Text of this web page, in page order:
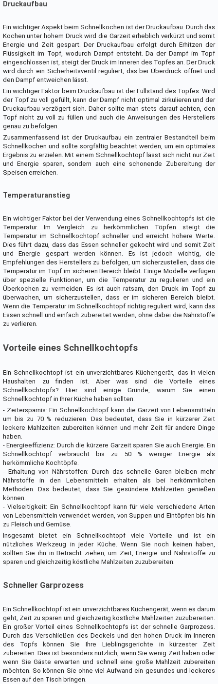
Druckaufbau
Ein wichtiger Aspekt beim Schnellkochen ist der Druckaufbau. Durch das
Kochen unter hohem Druck wird die Garzeit erheblich verkürzt und somit
Energie und Zeit gespart. Der Druckaufbau erfolgt durch Erhitzen der
Flüssigkeit im Topf, wodurch Dampf entsteht. Da der Dampf im Topf
eingeschlossen ist, steigt der Druck im Inneren des Topfes an. Der Druck
wird durch ein Sicherheitsventil reguliert, das bei Überdruck öffnet und
den Dampf entweichen lässt.
Ein wichtiger Faktor beim Druckaufbau ist der Füllstand des Topfes. Wird
der Topf zu voll gefüllt, kann der Dampf nicht optimal zirkulieren und der
Druckaufbau verzögert sich. Daher sollte man stets darauf achten, den
Topf nicht zu voll zu füllen und auch die Anweisungen des Herstellers
genau zu befolgen.
Zusammenfassend ist der Druckaufbau ein zentraler Bestandteil beim
Schnellkochen und sollte sorgfältig beachtet werden, um ein optimales
Ergebnis zu erzielen. Mit einem Schnellkochtopf lässt sich nicht nur Zeit
und Energie sparen, sondern auch eine schonende Zubereitung der
Speisen erreichen.
Temperaturanstieg
Ein wichtiger Faktor bei der Verwendung eines Schnellkochtopfs ist die
Temperatur. Im Vergleich zu herkömmlichen Töpfen steigt die
Temperatur im Schnellkochtopf schneller und erreicht höhere Werte.
Dies führt dazu, dass das Essen schneller gekocht wird und somit Zeit
und Energie gespart werden können. Es ist jedoch wichtig, die
Empfehlungen des Herstellers zu befolgen, um sicherzustellen, dass die
Temperatur im Topf im sicheren Bereich bleibt. Einige Modelle verfügen
über spezielle Funktionen, um die Temperatur zu regulieren und ein
Überkochen zu vermeiden. Es ist auch ratsam, den Druck im Topf zu
überwachen, um sicherzustellen, dass er im sicheren Bereich bleibt.
Wenn die Temperatur im Schnellkochtopf richtig reguliert wird, kann das
Essen schnell und einfach zubereitet werden, ohne dabei die Nährstoffe
zu verlieren.
Vorteile eines Schnellkochtopfs
Ein Schnellkochtopf ist ein unverzichtbares Küchengerät, das in vielen
Haushalten zu finden ist. Aber was sind die Vorteile eines
Schnellkochtopfs? Hier sind einige Gründe, warum Sie einen
Schnellkochtopf in Ihrer Küche haben sollten:
- Zeitersparnis: Ein Schnellkochtopf kann die Garzeit von Lebensmitteln
um bis zu 70 % reduzieren. Das bedeutet, dass Sie in kürzerer Zeit
leckere Mahlzeiten zubereiten können und mehr Zeit für andere Dinge
haben.
- Energieeffizienz: Durch die kürzere Garzeit sparen Sie auch Energie. Ein
Schnellkochtopf verbraucht bis zu 50 % weniger Energie als
herkömmliche Kochtöpfe.
- Erhaltung von Nährstoffen: Durch das schnelle Garen bleiben mehr
Nährstoffe in den Lebensmitteln erhalten als bei herkömmlichen
Methoden. Das bedeutet, dass Sie gesündere Mahlzeiten genießen
können.
- Vielseitigkeit: Ein Schnellkochtopf kann für viele verschiedene Arten
von Lebensmitteln verwendet werden, von Suppen und Eintöpfen bis hin
zu Fleisch und Gemüse.
Insgesamt bietet ein Schnellkochtopf viele Vorteile und ist ein
nützliches Werkzeug in jeder Küche. Wenn Sie noch keinen haben,
sollten Sie ihn in Betracht ziehen, um Zeit, Energie und Nährstoffe zu
sparen und gleichzeitig köstliche Mahlzeiten zuzubereiten.
Schneller Garprozess
Ein Schnellkochtopf ist ein unverzichtbares Küchengerät, wenn es darum
geht, Zeit zu sparen und gleichzeitig köstliche Mahlzeiten zuzubereiten.
Ein großer Vorteil eines Schnellkochtopfs ist der schnelle Garprozess.
Durch das Verschließen des Deckels und den hohen Druck im Inneren
des Topfs können Sie Ihre Lieblingsgerichte in kürzester Zeit
zubereiten. Dies ist besonders nützlich, wenn Sie wenig Zeit haben oder
wenn Sie Gäste erwarten und schnell eine große Mahlzeit zubereiten
möchten. So können Sie ohne viel Aufwand ein gesundes und leckeres
Essen auf den Tisch bringen.